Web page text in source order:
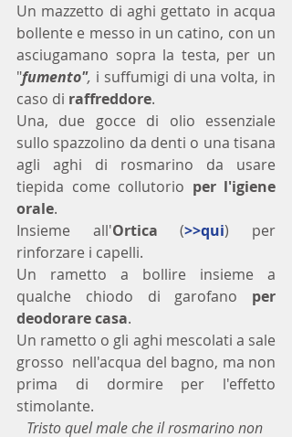
Un mazzetto di aghi gettato in acqua
bollente e messo in un catino, con un
asciugamano sopra la testa, per un
"fumento", i suffumigi di una volta, in
caso di raffreddore.
Una, due gocce di olio essenziale
sullo spazzolino da denti o una tisana
agli aghi di rosmarino da usare
tiepida come collutorio per l'igiene
orale.
Insieme all'Ortica (>>qui) per
rinforzare i capelli.
Un rametto a bollire insieme a
qualche chiodo di garofano per
deodorare casa.
Un rametto o gli aghi mescolati a sale
grosso  nell'acqua del bagno, ma non
prima di dormire per l'effetto
stimolante.
Tristo quel male che il rosmarino non